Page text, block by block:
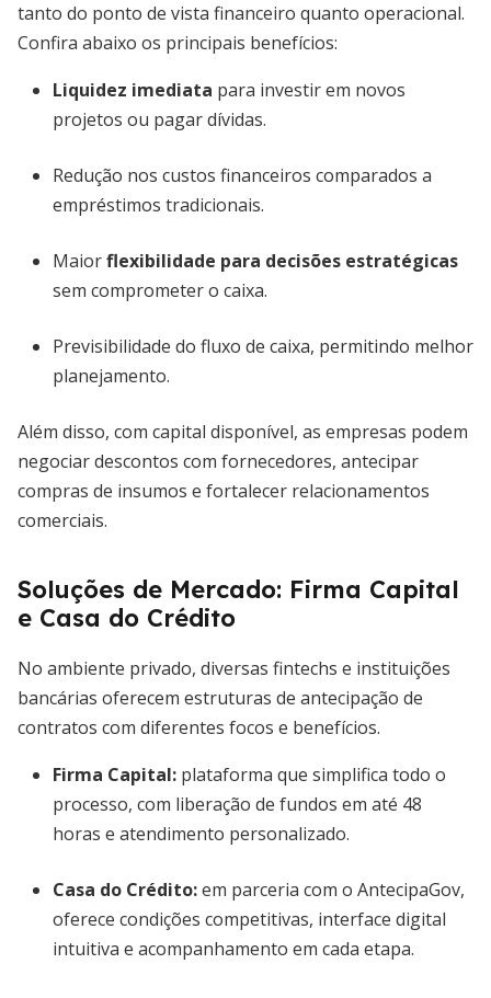
tanto do ponto de vista financeiro quanto operacional.
Confira abaixo os principais benefícios:
Liquidez imediata para investir em novos
projetos ou pagar dívidas.
Redução nos custos financeiros comparados a
empréstimos tradicionais.
Maiorflexibilidade para decisões estratégicas
sem comprometer o caixa.
Previsibilidade do fluxo de caixa, permitindo melhor
planejamento.
Além disso, com capital disponível, as empresas podem
negociar descontos com fornecedores, antecipar
compras de insumos e fortalecer relacionamentos
comerciais.
Soluções de Mercado: Firma Capital
e Casa do Crédito
No ambiente privado, diversas fintechs e instituições
bancárias oferecem estruturas de antecipação de
contratos com diferentes focos e benefícios.
Firma Capital: plataforma que simplifica todo o
processo, com liberação de fundos em até 48
horas e atendimento personalizado.
Casa do Crédito:em parceria com o AntecipaGov,
oferece condições competitivas, interface digital
intuitiva e acompanhamento em cada etapa.